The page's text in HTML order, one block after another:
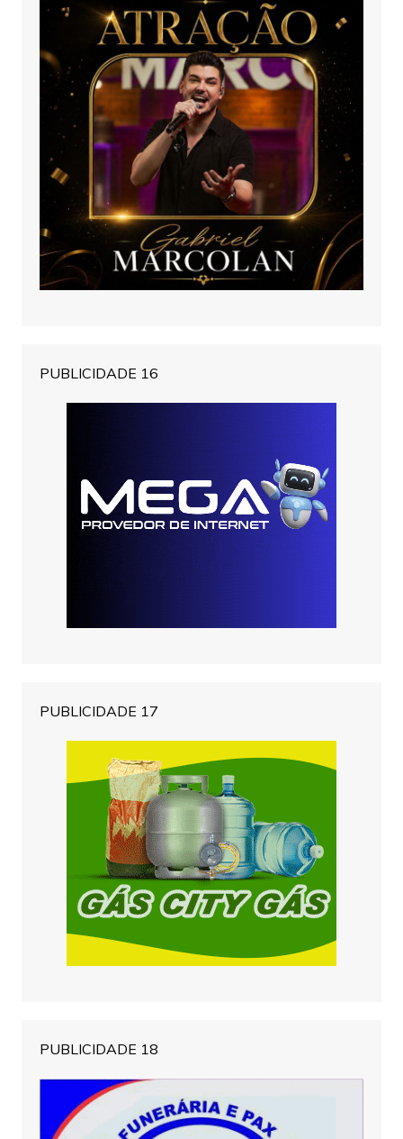
PUBLICIDADE 16
PUBLICIDADE 17
PUBLICIDADE 18